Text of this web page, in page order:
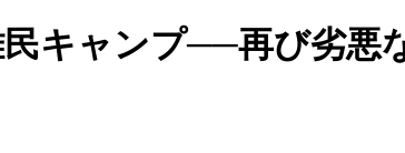
民キャンプ──再び劣